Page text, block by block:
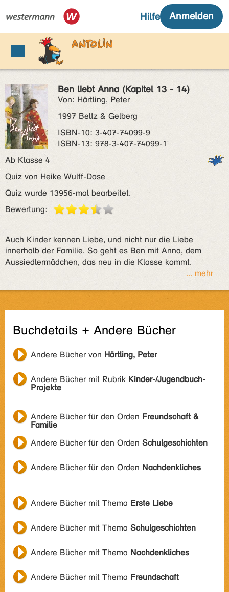
Ben liebt Anna (Kapitel 13 - 14)
Von: Härtling, Peter
1997 Beltz & Gelberg
ISBN‑10: 3-407-74099-9
ISBN‑13: 978-3-407-74099-1
Ab Klasse 4
Quiz von Heike Wulff-Dose
Quiz wurde 13956-mal bearbeitet.
Bewertung:
Auch Kinder kennen Liebe, und nicht nur die Liebe
innerhalb der Familie. So geht es Ben mit Anna, dem
Aussiedlermädchen, das neu in die Klasse kommt.
... mehr
Buchdetails + Andere Bücher
Andere Bücher von Härtling, Peter
Andere Bücher mit Rubrik Kinder-/Jugendbuch-
Projekte
Andere Bücher für den Orden Freundschaft &
Familie
Andere Bücher für den Orden Schulgeschichten
Andere Bücher für den Orden Nachdenkliches
Andere Bücher mit Thema Erste Liebe
Andere Bücher mit Thema Schulgeschichten
Andere Bücher mit Thema Nachdenkliches
Andere Bücher mit Thema Freundschaft